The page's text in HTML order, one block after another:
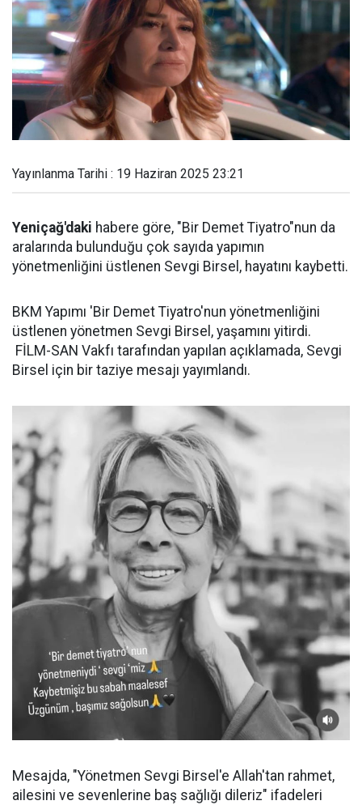
Yayınlanma Tarihi : 19 Haziran 2025 23:21
Yeniçağ'daki habere göre, "Bir Demet Tiyatro"nun da
aralarında bulunduğu çok sayıda yapımın
yönetmenliğini üstlenen Sevgi Birsel, hayatını kaybetti.
BKM Yapımı 'Bir Demet Tiyatro'nun yönetmenliğini
üstlenen yönetmen Sevgi Birsel, yaşamını yitirdi.
FİLM-SAN Vakfı tarafından yapılan açıklamada, Sevgi
Birsel için bir taziye mesajı yayımlandı.
Mesajda, "Yönetmen Sevgi Birsel'e Allah'tan rahmet,
ailesini ve sevenlerine baş sağlığı dileriz" ifadeleri